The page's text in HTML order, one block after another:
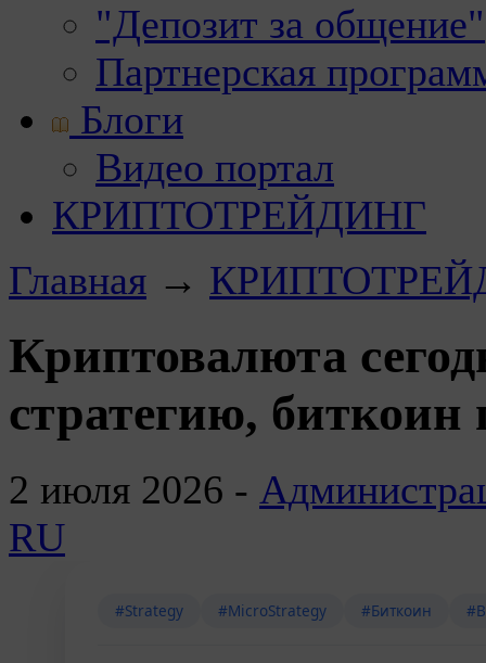
"Депозит за общение"
Партнерская
Блоги
Видео портал
КРИПТОТРЕЙДИНГ
Главная →
Криптовалюта
стратегию, биткоин
2 июля 2026 -
RU
#Strategy #MicroStrategy #Биткоин